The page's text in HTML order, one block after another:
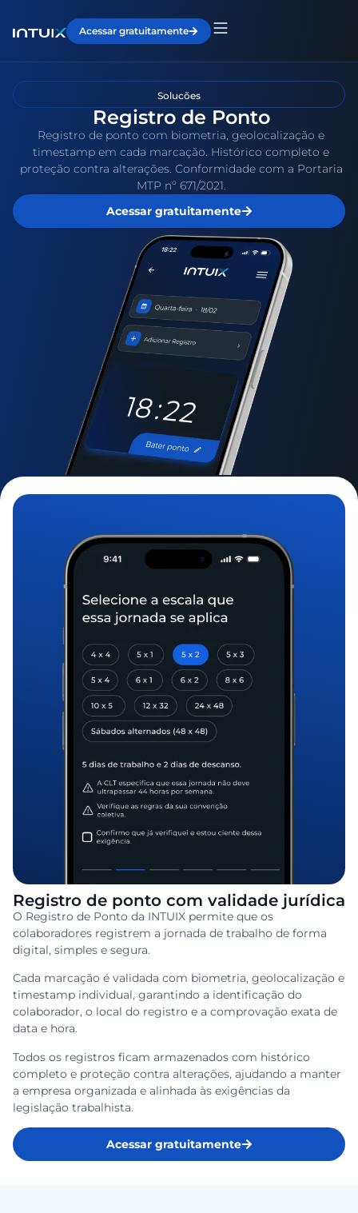
Acessar gratuitamente
Solucões
Registro de Ponto
Registro de ponto com biometria, geolocalização e
timestamp em cada marcação. Histórico completo e
proteção contra alterações. Conformidade com a Portaria
MTP nº 671/2021.
Acessar gratuitamente
Registro de ponto com validade jurídica
O Registro de Ponto da INTUIX permite que os
colaboradores registrem a jornada de trabalho de forma
digital, simples e segura.
Cada marcação é validada com biometria, geolocalização e
timestamp individual, garantindo a identificação do
colaborador, o local do registro e a comprovação exata de
data e hora.
Todos os registros ficam armazenados com histórico
completo e proteção contra alterações, ajudando a manter
a empresa organizada e alinhada às exigências da
legislação trabalhista.
Acessar gratuitamente